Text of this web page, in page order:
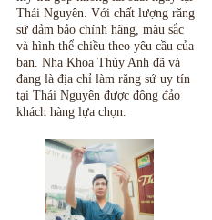
Thái Nguyên. Với chất lượng răng
sứ đảm bảo chính hãng, màu sắc
và hình thể chiều theo yêu cầu của
bạn. Nha Khoa Thùy Anh đã và
đang là địa chỉ làm răng sứ uy tín
tại Thái Nguyên được đông đảo
khách hàng lựa chọn.